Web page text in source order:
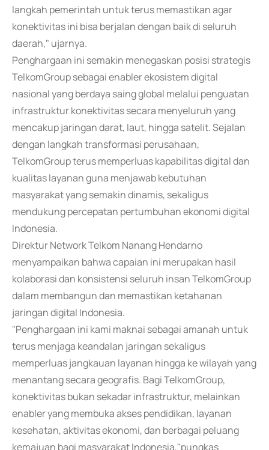
langkah pemerintah untuk terus memastikan agar
konektivitas ini bisa berjalan dengan baik di seluruh
daerah," ujarnya.
Penghargaan ini semakin menegaskan posisi strategis
TelkomGroup sebagai enabler ekosistem digital
nasional yang berdaya saing global melalui penguatan
infrastruktur konektivitas secara menyeluruh yang
mencakup jaringan darat, laut, hingga satelit. Sejalan
dengan langkah transformasi perusahaan,
TelkomGroup terus memperluas kapabilitas digital dan
kualitas layanan guna menjawab kebutuhan
masyarakat yang semakin dinamis, sekaligus
mendukung percepatan pertumbuhan ekonomi digital
Indonesia.
Direktur Network Telkom Nanang Hendarno
menyampaikan bahwa capaian ini merupakan hasil
kolaborasi dan konsistensi seluruh insan TelkomGroup
dalam membangun dan memastikan ketahanan
jaringan digital Indonesia.
"Penghargaan ini kami maknai sebagai amanah untuk
terus menjaga keandalan jaringan sekaligus
memperluas jangkauan layanan hingga ke wilayah yang
menantang secara geografis. Bagi TelkomGroup,
konektivitas bukan sekadar infrastruktur, melainkan
enabler yang membuka akses pendidikan, layanan
kesehatan, aktivitas ekonomi, dan berbagai peluang
kemajuan bagi masyarakat Indonesia,"pungkas